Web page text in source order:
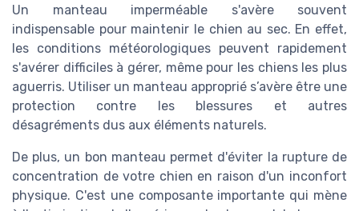
Un manteau imperméable s'avère souvent
indispensable pour maintenir le chien au sec. En effet,
les conditions météorologiques peuvent rapidement
s'avérer difficiles à gérer, même pour les chiens les plus
aguerris. Utiliser un manteau approprié s’avère être une
protection contre les blessures et autres
désagréments dus aux éléments naturels.
De plus, un bon manteau permet d'éviter la rupture de
concentration de votre chien en raison d'un inconfort
physique. C'est une composante importante qui mène